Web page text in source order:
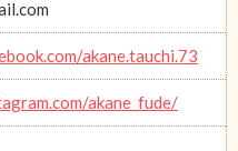
akane.tauchi.73
akane_fude/